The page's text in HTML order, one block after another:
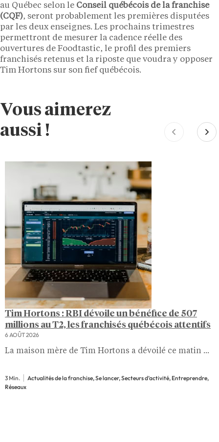
au Québec selon le Conseil québécois de la franchise
(CQF), seront probablement les premières disputées
par les deux enseignes. Les prochains trimestres
permettront de mesurer la cadence réelle des
ouvertures de Foodtastic, le profil des premiers
franchisés retenus et la riposte que voudra y opposer
Tim Hortons sur son fief québécois.
Vous aimerez
aussi !
Tim Hortons : RBI dévoile un bénéfice de 507
millions au T2, les franchisés québécois attentifs
6 AOÛT 2026
La maison mère de Tim Hortons a dévoilé ce matin ...
3 Min.
Actualités de la franchise, Se lancer, Secteurs d’activité, Entreprendre,
Réseaux